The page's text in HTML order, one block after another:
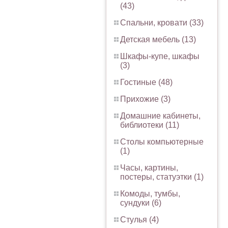
(43)
Спальни, кровати (33)
Детская мебель (13)
Шкафы-купе, шкафы
(3)
Гостиные (48)
Прихожие (3)
Домашние кабинеты,
библиотеки (11)
Столы компьютерные
(1)
Часы, картины,
постеры, статуэтки (1)
Комоды, тумбы,
сундуки (6)
Стулья (4)